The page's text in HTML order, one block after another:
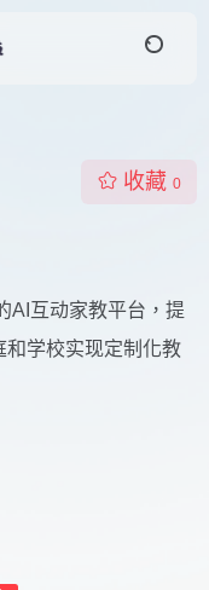
收藏 0
AI互动家教平台，提
和学校实现定制化教